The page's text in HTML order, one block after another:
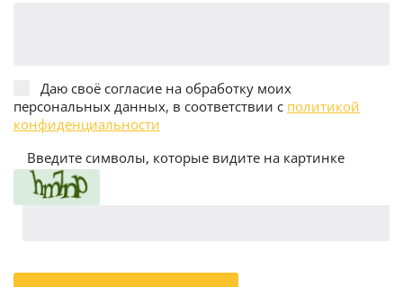
Даю своё согласие на обработку моих
персональных данных, в соответствии с политикой
конфиденциальности
Введите символы, которые видите на картинке